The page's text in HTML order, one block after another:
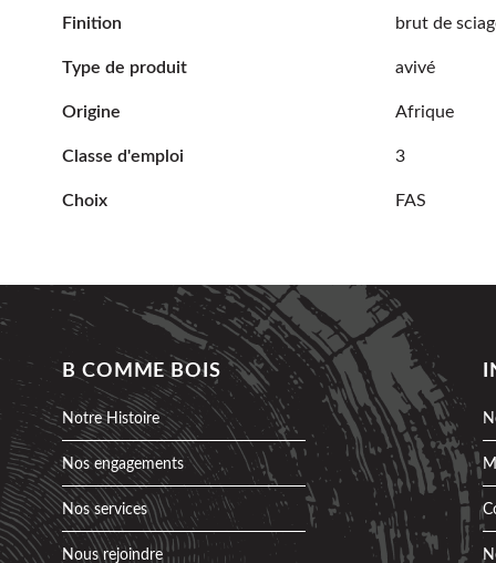
Finition brut de
Type de produit avivé
Origine Afrique
Classe d'emploi 3
Choix FAS
B COMME BOIS
Notre Histoire
Nos engagements
Nos services
Nous rejoindre